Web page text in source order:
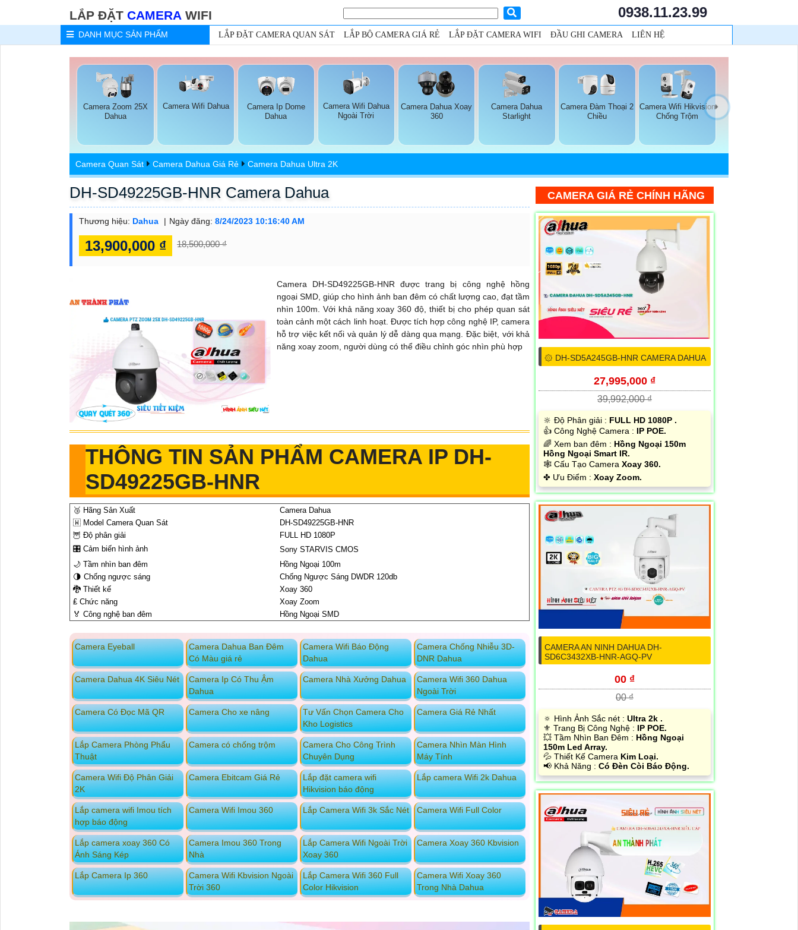
LẮP ĐẶT CAMERA WIFI 0938.11.23.99
DANH MỤC SẢN PHẨM LẮP ĐẶT CAMERA QUAN SÁT LẮP BỘ CAMERA GIÁ RẺ LẮP ĐẶT CAMERA WIFI ĐẦU GHI CAMERA LIÊN HỆ
Camera Zoom 25X
Dahua
Camera Wifi Dahua
Camera Ip Dome
Dahua
Camera Wifi Dahua
Ngoài Trời
Camera Dahua Xoay
360
Camera Dahua
Starlight
Camera Đàm Thoại 2
Chiều
Camera Wifi Hikvision
Chống Trộm
Camera Quan Sát Camera Dahua Giá Rẻ Camera Dahua Ultra 2K
DH-SD49225GB-HNR Camera Dahua
Thương hiệu: Dahua Ngày đăng: 8/24/2023 10:16:40 AM
13,900,000 ₫ 18,500,000 ₫
Camera DH-SD49225GB-HNR được trang bị công nghệ hồng
ngoại SMD, giúp cho hình ảnh ban đêm có chất lượng cao, đạt tầm
nhìn 100m. Với khả năng xoay 360 độ, thiết bị cho phép quan sát
toàn cảnh một cách linh hoạt. Được tích hợp công nghệ IP, camera
hỗ trợ việc kết nối và quản lý dễ dàng qua mạng. Đặc biệt, với khả
năng xoay zoom, người dùng có thể điều chỉnh góc nhìn phù hợp
THÔNG TIN SẢN PHẨM CAMERA IP DH-
SD49225GB-HNR
🥉 Hãng Sản Xuất
Camera Dahua
🇼 Model Camera Quan Sát
DH-SD49225GB-HNR
🦉 Độ phân giải
FULL HD 1080P
🎛 Cảm biến hình ảnh
Sony STARVIS CMOS
🌙 Tầm nhìn ban đêm
Hồng Ngoại 100m
🌗 Chống ngược sáng
Chống Ngược Sáng DWDR 120db
🐉️ Thiết kế
Xoay 360
₤ Chức năng
Xoay Zoom
️🏅️ Công nghệ ban đêm
Hồng Ngoại SMD
Camera Eyeball
Camera Dahua Ban Đêm
Có Màu giá rẻ
Camera Wifi Báo Động
Dahua
Camera Chống Nhiễu 3D-
DNR Dahua
Camera Dahua 4K Siêu Nét
Camera Ip Có Thu Ậm
Dahua
Camera Nhà Xưởng Dahua
Camera Wifi 360 Dahua
Ngoài Trời
Camera Có Đọc Mã QR Camera Cho xe nâng
Tư Vấn Chọn Camera Cho
Kho Logistics
Camera Giá Rẻ Nhất
Lắp Camera Phòng Phẩu
Thuật
Camera có chống trộm
Camera Cho Công Trình
Chuyên Dụng
Camera Nhìn Màn Hình
Máy Tính
Camera Wifi Độ Phân Giải
2K
Camera Ebitcam Giá Rẻ
Lắp đặt camera wifi
Hikvision báo động
Lắp camera Wifi 2k Dahua
Lắp camera wifi Imou tích
hợp báo động
Camera Wifi Imou 360 Lắp Camera Wifi 3k Sắc Nét Camera Wifi Full Color
Lắp camera xoay 360 Có
Ánh Sáng Kép
Camera Imou 360 Trong
Nhà
Lắp Camera Wifi Ngoài Trời
Xoay 360
Camera Xoay 360 Kbvision
Lắp Camera Ip 360
Camera Wifi Kbvision Ngoài
Trời 360
Lắp Camera Wifi 360 Full
Color Hikvision
Camera Wifi Xoay 360
Trong Nhà Dahua
CAMERA GIÁ RẺ CHÍNH HÃNG
۞ DH-SD5A245GB-HNR CAMERA DAHUA
27,995,000 ₫
39,992,000 ₫
🔆 Độ Phân giải : FULL HD 1080P .
👍 Công Nghệ Camera : IP POE.
🌈 Xem ban đêm : Hồng Ngoại 150m
Hồng Ngoại Smart IR.
🕸️ Cấu Tạo Camera Xoay 360.
️✤ Ưu Điểm : Xoay Zoom.
CAMERA AN NINH DAHUA DH-
SD6C3432XB-HNR-AGQ-PV
00 ₫
00 ₫
🔅 Hình Ảnh Sắc nét : Ultra 2k .
⚜️ Trang Bị Công Nghệ : IP POE.
💥 Tầm Nhìn Ban Đêm : Hồng Ngoại
150m Led Array.
💦 Thiết Kế Camera Kim Loại.
️📢 Khả Năng : Có Đèn Còi Báo Động.